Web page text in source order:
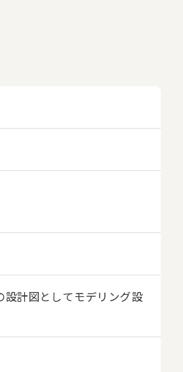
計図としてモデリング設